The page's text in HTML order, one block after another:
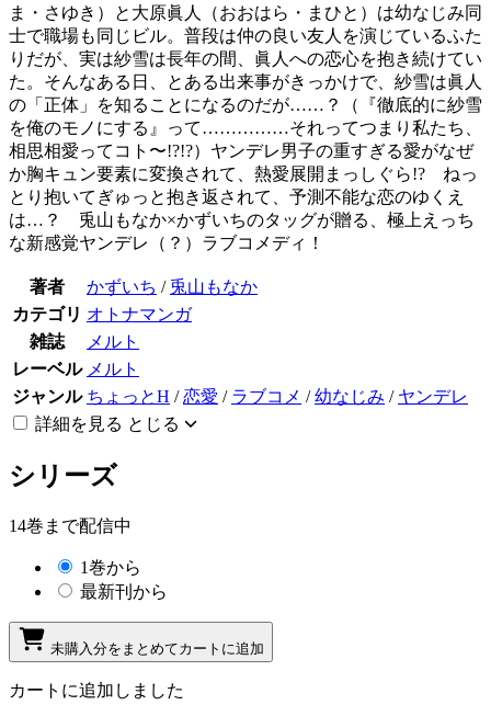
ま・さゆき）と大原眞人（おおはら・まひと）は幼なじみ同
士で職場も同じビル。普段は仲の良い友人を演じているふた
りだが、実は紗雪は長年の間、眞人への恋心を抱き続けてい
た。そんなある日、とある出来事がきっかけで、紗雪は眞人
の「正体」を知ることになるのだが……？（『徹底的に紗雪
を俺のモノにする』って……………それってつまり私たち、
相思相愛ってコト〜!?!?）ヤンデレ男子の重すぎる愛がなぜ
か胸キュン要素に変換されて、熱愛展開まっしぐら!? ねっ
とり抱いてぎゅっと抱き返されて、予測不能な恋のゆくえ
は…？ 兎山もなか×かずいちのタッグが贈る、極上えっち
な新感覚ヤンデレ（？）ラブコメディ！
著者 かずいち / 兎山もなか
カテゴリ オトナマンガ
雑誌
メルト
レーベル メルト
ジャンル ちょっとH /恋愛 / ラブコメ /幼なじみ / ヤンデレ
詳細を見る とじる
シリーズ
14巻まで配信中
1巻から
最新刊から
未購入分をまとめてカートに追加
カートに追加しました